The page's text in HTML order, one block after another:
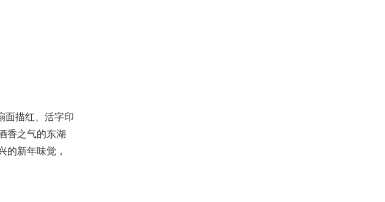
面描红、活字印
香之气的东湖
的新年味觉，